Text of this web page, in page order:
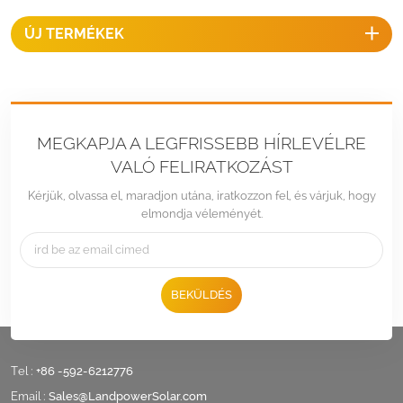
ÚJ TERMÉKEK
MEGKAPJA A LEGFRISSEBB HÍRLEVÉLRE
VALÓ FELIRATKOZÁST
Kérjük, olvassa el, maradjon utána, iratkozzon fel, és várjuk, hogy
elmondja véleményét.
BEKÜLDÉS
Tel : +86 -592-6212776
Email : Sales@LandpowerSolar.com